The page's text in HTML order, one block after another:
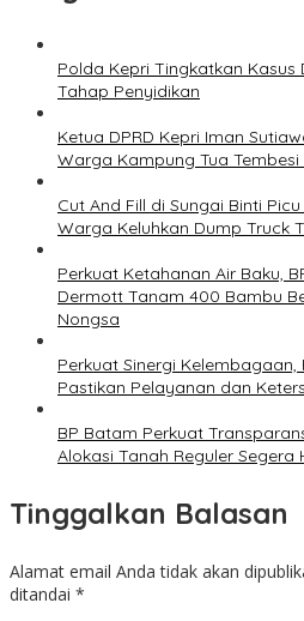
Polda Kepri Tingkatkan Kasus
Tahap Penyidikan
Ketua DPRD Kepri Iman
Warga Kampung Tua Tembesi
Cut And Fill di Sungai Binti
Warga Keluhkan Dump Truck
Perkuat Ketahanan Air Baku,
Dermott Tanam 400 Bambu
Nongsa
Perkuat Sinergi Kelembagaan,
Pastikan Pelayanan dan
BP Batam Perkuat
Alokasi Tanah Reguler Segera
Tinggalkan Balasan
Alamat email Anda tidak akan
ditandai *